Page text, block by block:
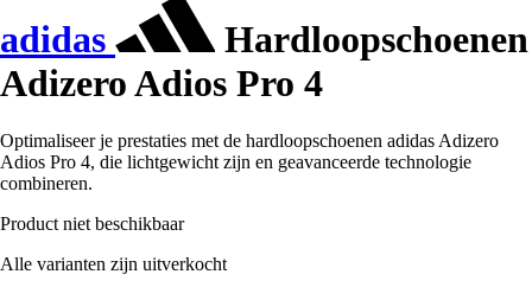
adidas
Hardloopschoenen
Adizero Adios Pro 4
Optimaliseer je prestaties met de hardloopschoenen adidas Adizero
Adios Pro 4, die lichtgewicht zijn en geavanceerde technologie
combineren.
Product niet beschikbaar
Alle varianten zijn uitverkocht